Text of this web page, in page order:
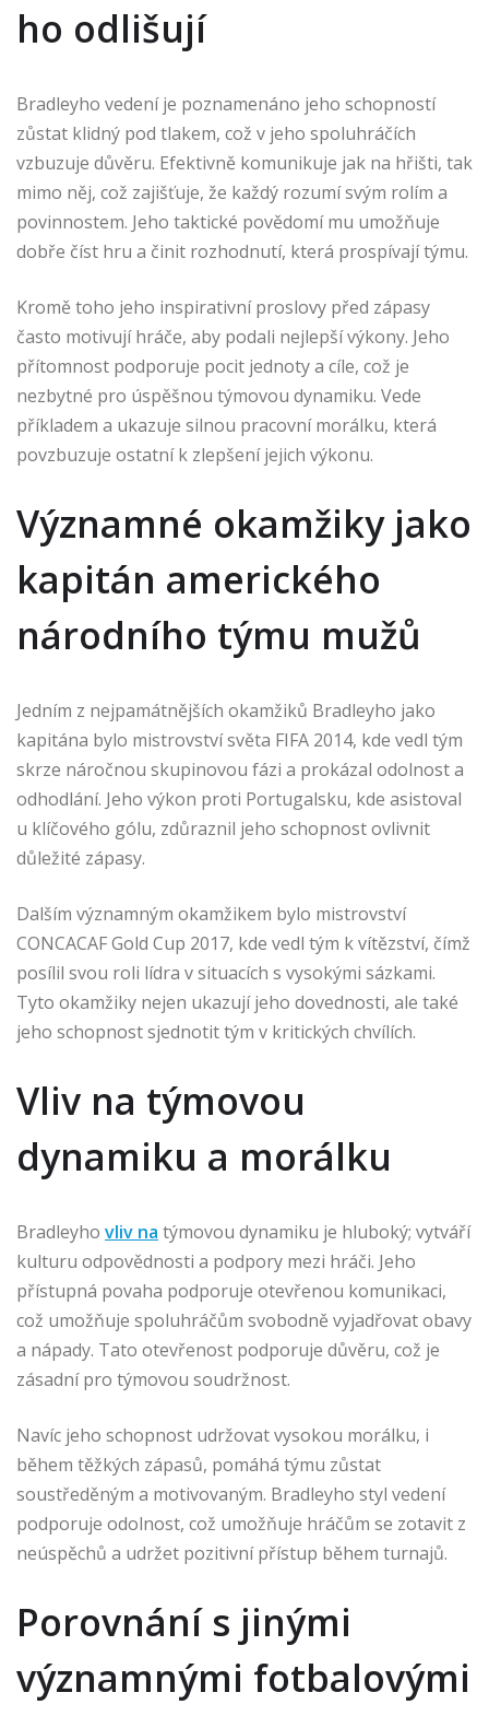
ho odlišují
Bradleyho vedení je poznamenáno jeho schopností
zůstat klidný pod tlakem, což v jeho spoluhráčích
vzbuzuje důvěru. Efektivně komunikuje jak na hřišti, tak
mimo něj, což zajišťuje, že každý rozumí svým rolím a
povinnostem. Jeho taktické povědomí mu umožňuje
dobře číst hru a činit rozhodnutí, která prospívají týmu.
Kromě toho jeho inspirativní proslovy před zápasy
často motivují hráče, aby podali nejlepší výkony. Jeho
přítomnost podporuje pocit jednoty a cíle, což je
nezbytné pro úspěšnou týmovou dynamiku. Vede
příkladem a ukazuje silnou pracovní morálku, která
povzbuzuje ostatní k zlepšení jejich výkonu.
Významné okamžiky jako
kapitán amerického
národního týmu mužů
Jedním z nejpamátnějších okamžiků Bradleyho jako
kapitána bylo mistrovství světa FIFA 2014, kde vedl tým
skrze náročnou skupinovou fázi a prokázal odolnost a
odhodlání. Jeho výkon proti Portugalsku, kde asistoval
u klíčového gólu, zdůraznil jeho schopnost ovlivnit
důležité zápasy.
Dalším významným okamžikem bylo mistrovství
CONCACAF Gold Cup 2017, kde vedl tým k vítězství, čímž
posílil svou roli lídra v situacích s vysokými sázkami.
Tyto okamžiky nejen ukazují jeho dovednosti, ale také
jeho schopnost sjednotit tým v kritických chvílích.
Vliv na týmovou
dynamiku a morálku
Bradleyho vliv na týmovou dynamiku je hluboký; vytváří
kulturu odpovědnosti a podpory mezi hráči. Jeho
přístupná povaha podporuje otevřenou komunikaci,
což umožňuje spoluhráčům svobodně vyjadřovat obavy
a nápady. Tato otevřenost podporuje důvěru, což je
zásadní pro týmovou soudržnost.
Navíc jeho schopnost udržovat vysokou morálku, i
během těžkých zápasů, pomáhá týmu zůstat
soustředěným a motivovaným. Bradleyho styl vedení
podporuje odolnost, což umožňuje hráčům se zotavit z
neúspěchů a udržet pozitivní přístup během turnajů.
Porovnání s jinými
významnými fotbalovými